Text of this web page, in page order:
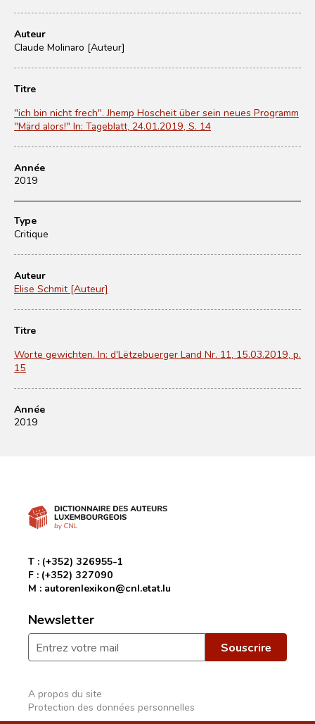
Auteur
Claude Molinaro [Auteur]
Titre
"ich bin nicht frech". Jhemp Hoscheit über sein neues Programm
"Märd alors!" In: Tageblatt, 24.01.2019, S. 14
Année
2019
Type
Critique
Auteur
Elise Schmit [Auteur]
Titre
Worte gewichten. In: d'Lëtzebuerger Land Nr. 11, 15.03.2019, p.
15
Année
2019
T : (+352) 326955-1
F : (+352) 327090
M : autorenlexikon@cnl.etat.lu
Newsletter
A propos du site
Protection des données personnelles